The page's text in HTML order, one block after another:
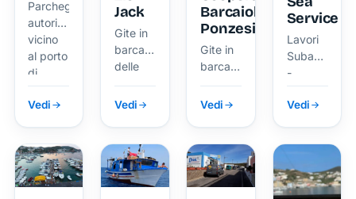
Parcheggio
autorizzato
vicino
al porto
di
Ponza
Vedi
Jack
Gite in
barca
delle
isole
Vedi
Barcaioli
Ponzesi
Gite in
barca
delle
isole
Vedi
Service
Lavori
Subacquei
-
Perizie
-
Assistenza
Nautica
Vedi